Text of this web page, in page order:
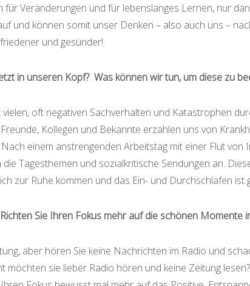
für Veränderungen und für lebenslanges Lernen, nur
und können somit unser Denken – also auch uns –
und gesünder!
in unseren Kopf? Was können wir tun, um diese zu
oft negativen Sachverhalten und Katastrophen
Kollegen und Bekannte erzählen uns von
einem anstrengenden Arbeitstag mit einer Flut
Tagesthemen und sozialkritische Sendungen an.
zur Ruhe kommen und das Ein- und Durchschlafen ist
Richten Sie Ihren Fokus mehr auf die schönen Momente
aber hören Sie keine Nachrichten im Radio und
möchten sie lieber Radio hören und keine Zeitung